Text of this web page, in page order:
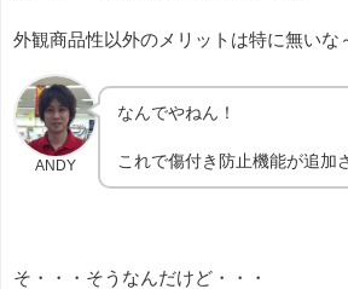
外観商品性以外のメリットは特に無いな
ANDY
なんでやねん！
これで傷付き防止機能が追加
そ・・・そうなんだけど・・・